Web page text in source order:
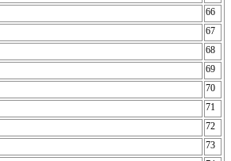
66
67
68
69
70
71
72
73